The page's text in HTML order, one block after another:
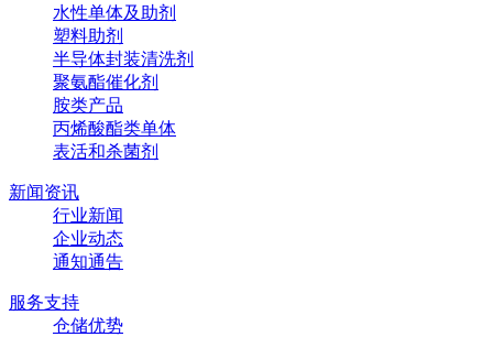
水性单体及助剂
塑料助剂
半导体封装清洗剂
聚氨酯催化剂
胺类产品
丙烯酸酯类单体
表活和杀菌剂
新闻资讯
行业新闻
企业动态
通知通告
服务支持
仓储优势